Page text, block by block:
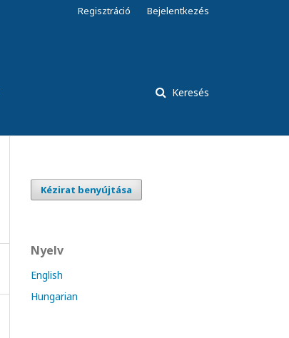
Keresés
Regisztráció Bejelentkezés
Kézirat benyújtása
Nyelv
English
Hungarian